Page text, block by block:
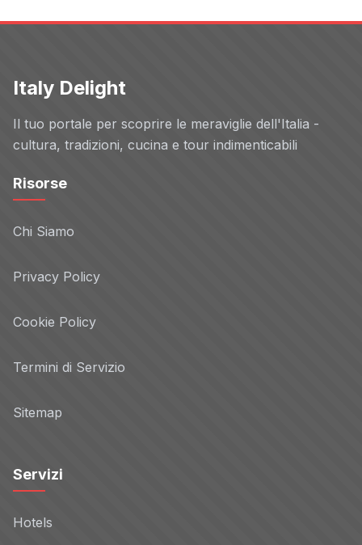
Italy Delight
Il tuo portale per scoprire le meraviglie dell'Italia -
cultura, tradizioni, cucina e tour indimenticabili
Risorse
Chi Siamo
Privacy Policy
Cookie Policy
Termini di Servizio
Sitemap
Servizi
Hotels